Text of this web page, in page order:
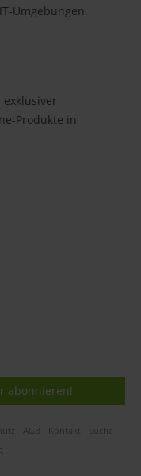
Umgebungen.
exklusiver
Produkte in
abonnieren!
AGB Kontakt
Suche